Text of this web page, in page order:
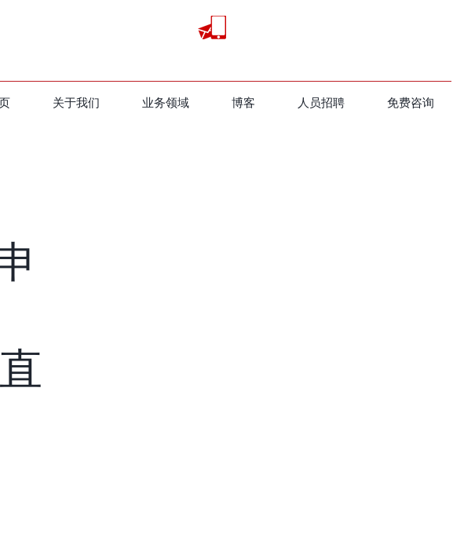
关于我们 业务领域 ​博客 人员招聘 免费咨询